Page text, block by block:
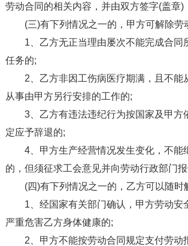
劳动合同的相关内容，并由双方签字(盖章)
(三)有下列情况之一的，甲方可解除劳
1、乙方无正当理由屡次不能完成合同
任务的;
2、乙方非因工伤病医疗期满，且不能
从事由甲方另行安排的工作的;
3、乙方有违法违纪行为按国家及甲方
定应予辞退的;
4、甲方生产经营情况发生变化，不能
的，但须征求工会意见并向劳动行政部门报
(四)有下列情况之一的，乙方可以随时
1、经国家有关部门确认，甲方劳动安
严重危害乙方身体健康的;
2、甲方不能按劳动合同规定支付劳动